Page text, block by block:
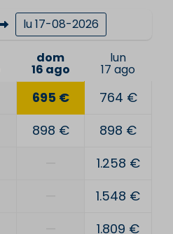
lu17-08-2026
dom
16 ago
lun
17 ago
695 € 764 €
898 € 898 €
1.258 €
1.548 €
1.809 €